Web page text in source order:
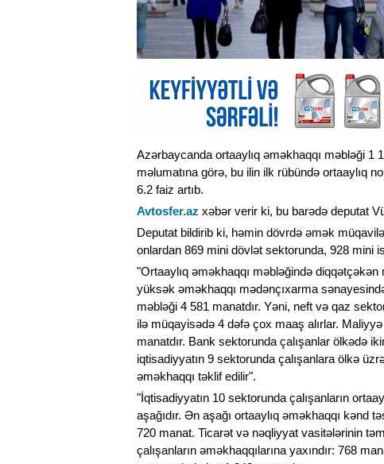
Azərbaycanda ortaaylıq əməkhaqqı məbləği 1
məlumatına görə, bu ilin ilk rübündə ortaaylıq
6.2 faiz artıb.
Avtosfer.az xəbər verir ki, bu barədə deputat
Deputat bildirib ki, həmin dövrdə əmək
onlardan 869 mini dövlət sektorunda, 928 mini
"Ortaaylıq əməkhaqqı məbləğində
yüksək əməkhaqqı mədənçıxarma
məbləği 4 581 manatdır. Yəni, neft və qaz
ilə müqayisədə 4 dəfə çox maaş alırlar.
manatdır. Bank sektorunda çalışanlar ölkədə
iqtisadiyyatın 9 sektorunda çalışanlara ölkə
əməkhaqqı təklif edilir".
"İqtisadiyyatın 10 sektorunda çalışanların
aşağıdır. Ən aşağı ortaaylıq əməkhaqqı kənd
720 manat. Ticarət və nəqliyyat vasitələrinin
çalışanların əməkhaqqılarına yaxındır: 768